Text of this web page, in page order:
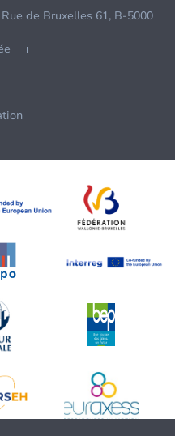
de Bruxelles 61, B-5000